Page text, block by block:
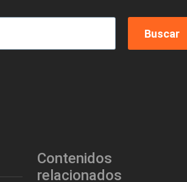
Contenidos
relacionados